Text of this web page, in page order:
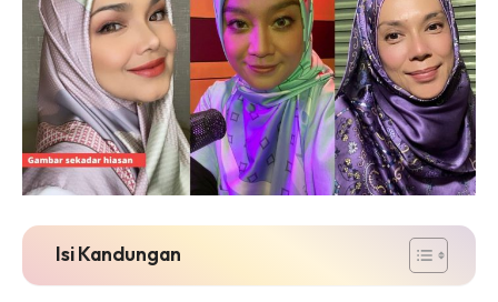
Isi Kandungan